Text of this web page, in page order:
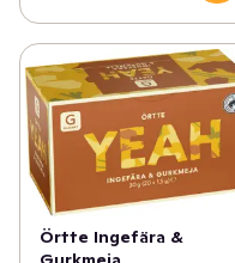
Örtte Ingefära &